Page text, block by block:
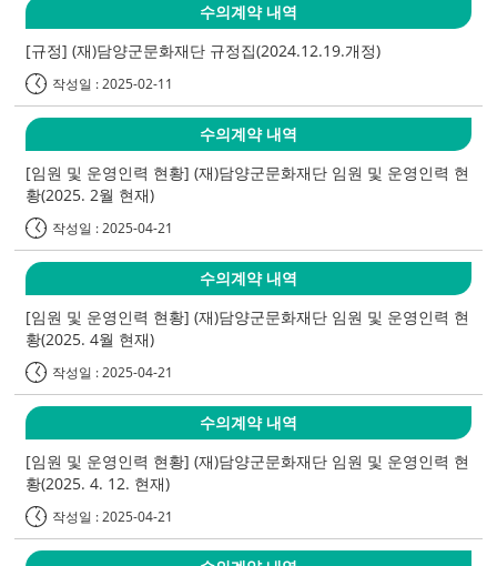
수의계약 내역
[규정] (재)담양군문화재단 규정집(2024.12.19.개정)
작성일 : 2025-02-11
수의계약 내역
[임원 및 운영인력 현황] (재)담양군문화재단 임원 및 운영인력 현
황(2025. 2월 현재)
작성일 : 2025-04-21
수의계약 내역
[임원 및 운영인력 현황] (재)담양군문화재단 임원 및 운영인력 현
황(2025. 4월 현재)
작성일 : 2025-04-21
수의계약 내역
[임원 및 운영인력 현황] (재)담양군문화재단 임원 및 운영인력 현
황(2025. 4. 12. 현재)
작성일 : 2025-04-21